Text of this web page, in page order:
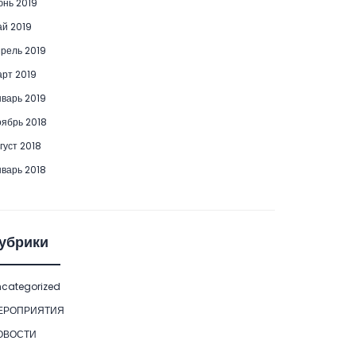
2019
2019
2019
2019
2019
2018
2018
2018